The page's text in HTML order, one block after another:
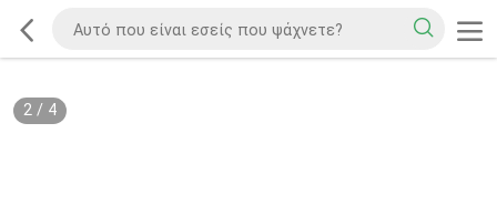
2/ 4